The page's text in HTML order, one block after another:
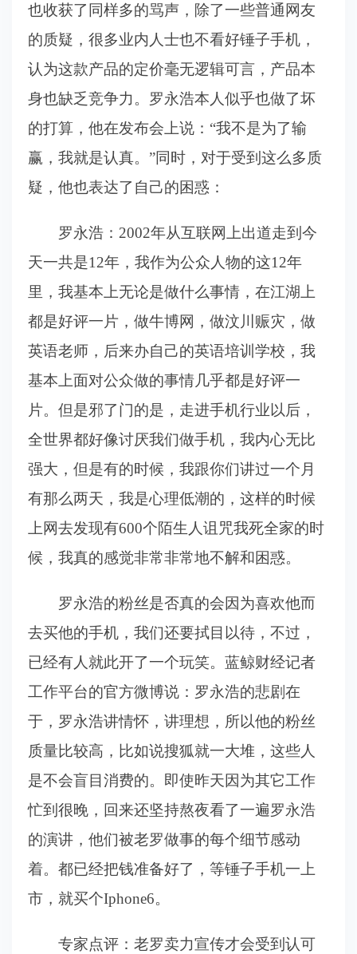
也收获了同样多的骂声，除了一些普通网友
的质疑，很多业内人士也不看好锤子手机，
认为这款产品的定价毫无逻辑可言，产品本
身也缺乏竞争力。罗永浩本人似乎也做了坏
的打算，他在发布会上说：“我不是为了输
赢，我就是认真。”同时，对于受到这么多质
疑，他也表达了自己的困惑：
罗永浩：2002年从互联网上出道走到今
天一共是12年，我作为公众人物的这12年
里，我基本上无论是做什么事情，在江湖上
都是好评一片，做牛博网，做汶川赈灾，做
英语老师，后来办自己的英语培训学校，我
基本上面对公众做的事情几乎都是好评一
片。但是邪了门的是，走进手机行业以后，
全世界都好像讨厌我们做手机，我内心无比
强大，但是有的时候，我跟你们讲过一个月
有那么两天，我是心理低潮的，这样的时候
上网去发现有600个陌生人诅咒我死全家的时
候，我真的感觉非常非常地不解和困惑。
罗永浩的粉丝是否真的会因为喜欢他而
去买他的手机，我们还要拭目以待，不过，
已经有人就此开了一个玩笑。蓝鲸财经记者
工作平台的官方微博说：罗永浩的悲剧在
于，罗永浩讲情怀，讲理想，所以他的粉丝
质量比较高，比如说搜狐就一大堆，这些人
是不会盲目消费的。即使昨天因为其它工作
忙到很晚，回来还坚持熬夜看了一遍罗永浩
的演讲，他们被老罗做事的每个细节感动
着。都已经把钱准备好了，等锤子手机一上
市，就买个Iphone6。
专家点评：老罗卖力宣传才会受到认可